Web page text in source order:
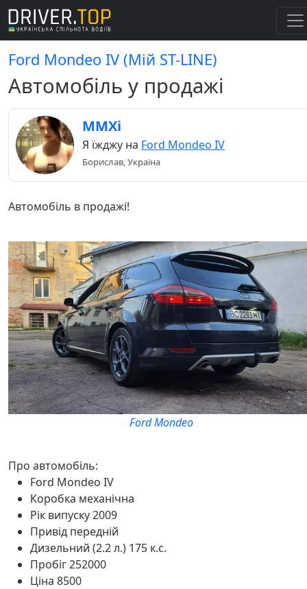
Ford Mondeo IV (Мій ST-LINE)
Автомобіль у продажі
MMXi
Я їжджу на Ford Mondeo IV
Борислав, Україна
Автомобіль в продажі!
Ford Mondeo
Про автомобіль:
Ford Mondeo IV
Коробка механічна
Рік випуску 2009
Привід передній
Дизельний (2.2 л.) 175 к.с.
Пробіг 252000
Ціна 8500